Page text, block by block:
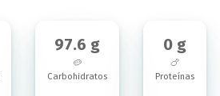
97.6 g
🥔
Carbohidratos
0 g
🍗
Proteínas